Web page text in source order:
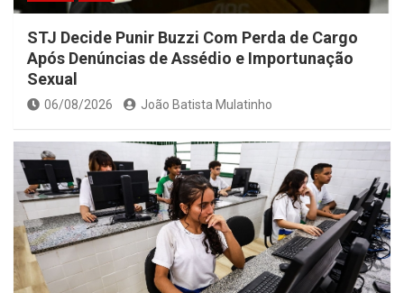
STJ Decide Punir Buzzi Com Perda de Cargo
Após Denúncias de Assédio e Importunação
Sexual
06/08/2026 João Batista Mulatinho